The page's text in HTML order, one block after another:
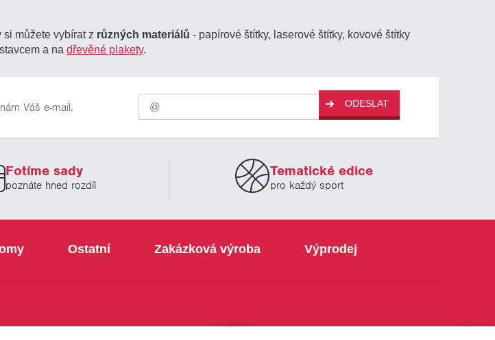
můžete vybírat z různých materiálů - papírové štítky, laserové štítky, kovové štítky
a na dřevěné plakety.
Váš e-mail.
Pro
odběr
našich
novinek
ODESLAT
Fotíme sady
poznáte hned rozdíl
Tematické edice
pro každý sport
Ostatní Zakázková výroba Výprodej